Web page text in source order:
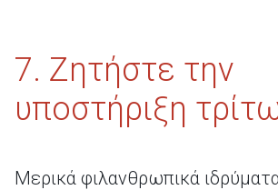
7. Ζητήστε την
υποστήριξη
Μερικά φιλανθρωπικά